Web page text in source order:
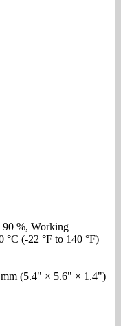
%, Working
°C (-22 °F to 140 °F)
(5.4" × 5.6" × 1.4")